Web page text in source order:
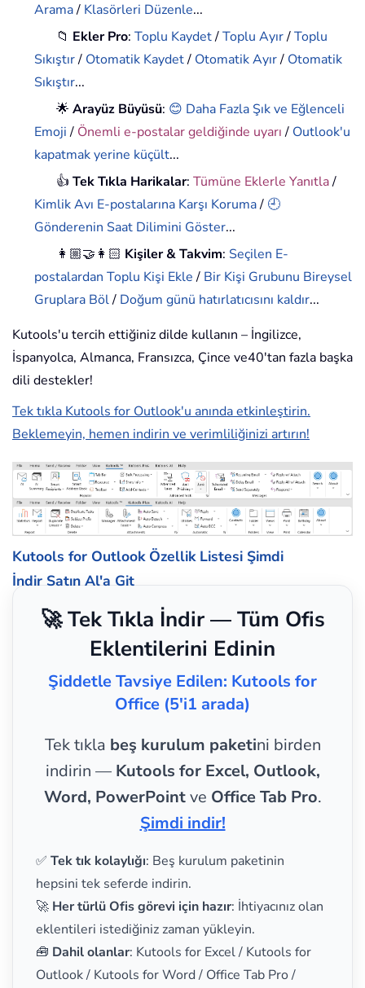
Arama/ Klasörleri Düzenle...
📁 Ekler Pro:Toplu Kaydet/Toplu Ayır/Toplu
Sıkıştır/ Otomatik Kaydet/ Otomatik Ayır/ Otomatik
Sıkıştır...
🌟Arayüz Büyüsü: 😊 Daha Fazla Şık ve Eğlenceli
Emoji/ Önemli e-postalar geldiğinde uyarı/ Outlook'u
kapatmak yerine küçült...
👍Tek Tıkla Harikalar:Tümüne Eklerle Yanıtla/
Kimlik Avı E-postalarına Karşı Koruma/ 🕘
Gönderenin Saat Dilimini Göster...
👩🏼‍🤝‍👩🏻 Kişiler & Takvim: Seçilen E-
postalardan Toplu Kişi Ekle/ Bir Kişi Grubunu Bireysel
Gruplara Böl/ Doğum günü hatırlatıcısını kaldır...
Kutools'u tercih ettiğiniz dilde kullanın – İngilizce,
İspanyolca, Almanca, Fransızca, Çince ve40'tan fazla başka
dili destekler!
Tek tıkla Kutools for Outlook'u anında etkinleştirin.
Beklemeyin, hemen indirin ve verimliliğinizi artırın!
Kutools for Outlook Özellik Listesi Şimdi
İndir Satın Al'a Git
🚀 Tek Tıkla İndir — Tüm Ofis
Eklentilerini Edinin
Şiddetle Tavsiye Edilen: Kutools for
Office (5'i1 arada)
Tek tıkla beş kurulum paketini birden
indirin — Kutools for Excel, Outlook,
Word, PowerPointve Office Tab Pro.
Şimdi indir!
✅ Tek tık kolaylığı: Beş kurulum paketinin
hepsini tek seferde indirin.
🚀 Her türlü Ofis görevi için hazır: İhtiyacınız olan
eklentileri istediğiniz zaman yükleyin.
🧰 Dahil olanlar: Kutools for Excel / Kutools for
Outlook / Kutools for Word / Office Tab Pro /